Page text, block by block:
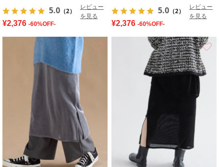
5.0 （2）
レビュー
を見る
¥2,376 -60%OFF-
5.0 （2）
レビュー
を見る
¥2,376 -60%OFF-